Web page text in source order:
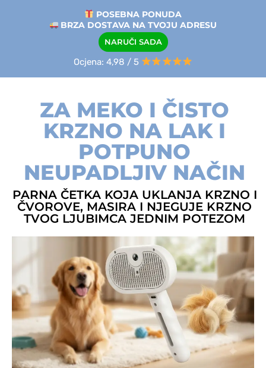
POSEBNA PONUDA
BRZA DOSTAVA NA TVOJU ADRESU
NARUČI SADA
Ocjena: 4,98 / 5
ZA MEKO I ČISTO
KRZNO NA LAK I
POTPUNO
NEUPADLJIV NAČIN
PARNA ČETKA KOJA UKLANJA KRZNO I
ČVOROVE, MASIRA I NJEGUJE KRZNO
TVOG LJUBIMCA JEDNIM POTEZOM